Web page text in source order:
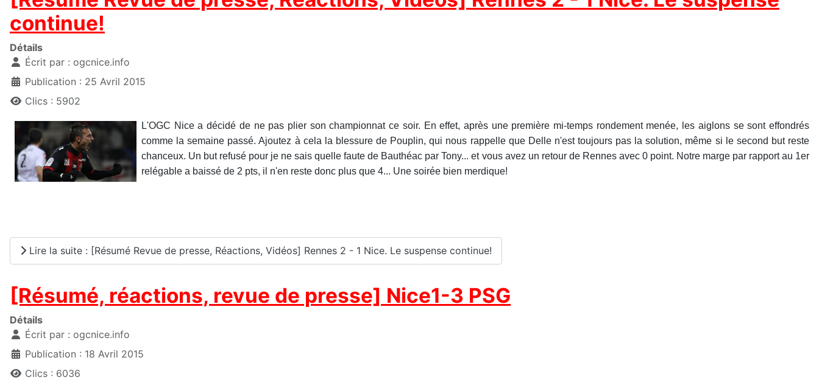
continue!
Détails
Écrit par : ogcnice.info
Publication : 25 Avril 2015
Clics : 5902
L'OGC Nice a décidé de ne pas plier son championnat ce soir. En effet, après une première mi-temps rondement menée, les aiglons se sont effondrés
comme la semaine passé. Ajoutez à cela la blessure de Pouplin, qui nous rappelle que Delle n'est toujours pas la solution, même si le second but reste
chanceux. Un but refusé pour je ne sais quelle faute de Bauthéac par Tony... et vous avez un retour de Rennes avec 0 point. Notre marge par rapport au 1er
relégable a baissé de 2 pts, il n'en reste donc plus que 4... Une soirée bien merdique!
Lire la suite : [Résumé Revue de presse, Réactions, Vidéos] Rennes 2 - 1 Nice. Le suspense continue!
[Résumé, réactions, revue de presse] Nice1-3 PSG
Détails
Écrit par : ogcnice.info
Publication : 18 Avril 2015
Clics : 6036